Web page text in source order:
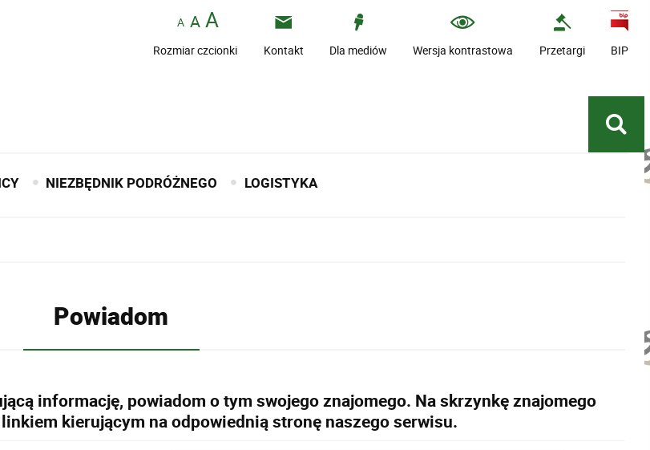
Rozmiar czcionki Kontakt Dla mediów Wersja kontrastowa Przetargi BIP
NIEZBĘDNIK PODRÓŻNEGO LOGISTYKA
Powiadom
informację, powiadom o tym swojego znajomego. Na skrzynkę znajomego
kierującym na odpowiednią stronę naszego serwisu.